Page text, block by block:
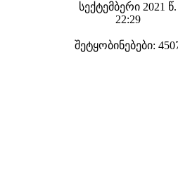
სექტემბერი 2021 წ.
22:29
შეტყობინებები: